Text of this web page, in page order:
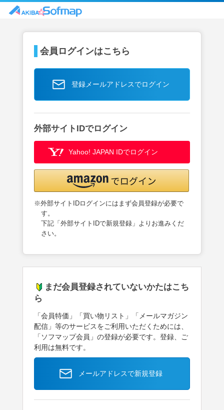
会員ログインはこちら
登録メールアドレスでログイン
外部サイトIDでログイン
Yahoo! JAPAN IDでログイン
※外部サイトIDログインにはまず会員登録が必要で
す。
下記「外部サイトIDで新規登録」よりお進みくだ
さい。
まだ会員登録されていないかたはこち
ら
「会員特価」「買い物リスト」「メールマガジン
配信」等のサービスをご利用いただくためには、
「ソフマップ会員」の登録が必要です。登録、ご
利用は無料です。
メールアドレスで新規登録